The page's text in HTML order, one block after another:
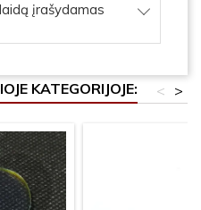
įrašydamas
KATEGORIJOJE: >
<